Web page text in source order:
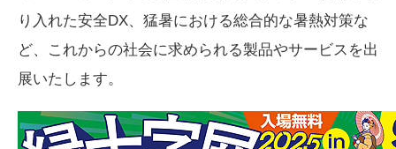
り入れた安全DX、猛暑における総合的な暑熱対策な
ど、これからの社会に求められる製品やサービスを出
展いたします。